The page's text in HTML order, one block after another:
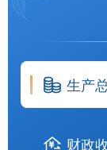
生产
财政